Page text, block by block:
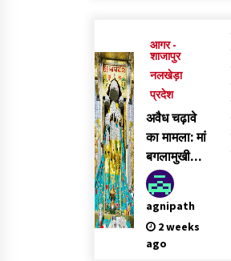
आगर -
शाजापुर
नलखेड़ा
प्रदेश
अवैध चढ़ावे
का मामला: मां
बगलामुखी
मंदिर समिति
ने सुपुर्दगी में
लिया करोड़ों
का सोना-
चांदी और
agnipath
2 weeks
ago